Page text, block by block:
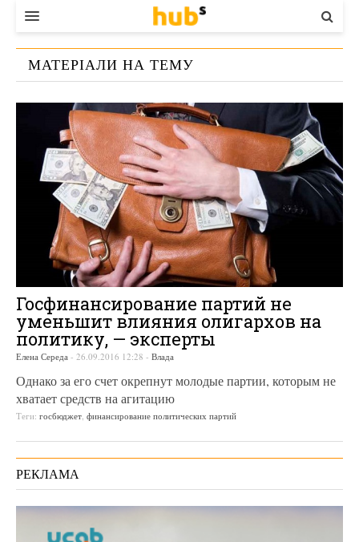
ВЛАДА
ЕКОНОМІКА
БІЗНЕС
СТАРТЕР
КОНТАКТИ
МАТЕРІАЛИ НА ТЕМУ
ПАРТИЙ»
Госфинансирование партий не
уменьшит влияния олигархов на
политику, — эксперты
Елена Середа - 26.09.2016 12:28 - Влада
Однако за его счет окрепнут молодые партии, которым не
хватает средств на агитацию
Теги: госбюджет финансирование политических партий
РЕКЛАМА